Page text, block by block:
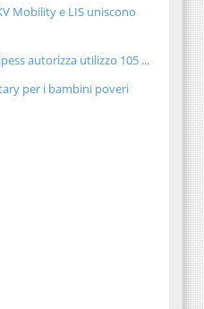
Mobility e LIS uniscono
autorizza utilizzo 105 ...
per i bambini poveri